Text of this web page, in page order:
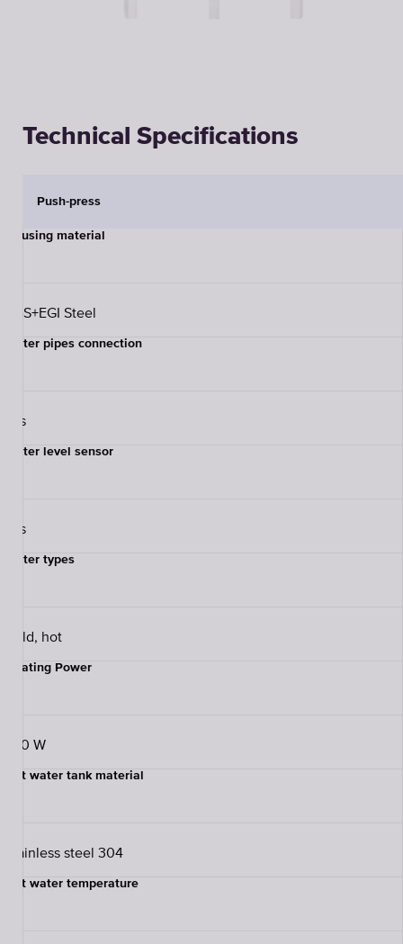
Technical Specifications
Push-press
Housing material
ABS+EGI Steel
Water pipes connection
Yes
Water level sensor
Yes
Water types
Cold, hot
Heating Power
420 W
Hot water tank material
Stainless steel 304
Hot water temperature